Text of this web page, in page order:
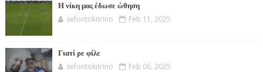
Η νίκη μας έδωσε ώθηση
sefontokitrino Feb 11, 2025
Γιατί ρε φίλε
sefontokitrino Feb 06, 2025